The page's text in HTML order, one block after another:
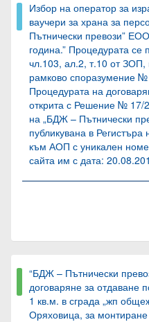
Избор на оператор за
ваучери за храна за
Пътнически превози”
година.” Процедурата
чл.103, ал.2, т.10 от ЗОП,
рамково споразумение
Процедурата на
открита с Решение № 17/
на „БДЖ – Пътнически
публикувана в
към АОП с уникален
сайта им с дата:
“БДЖ – Пътнически
договаряне за отдаване
1 кв.м. в сграда „жп
Оряховица, за